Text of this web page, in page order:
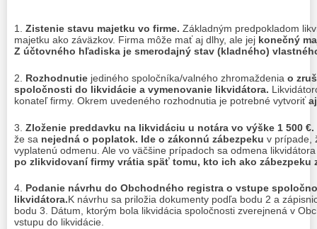
Zistenie stavu majetku vo firme. Základným predpokladom
majetku ako záväzkov. Firma môže mať aj dlhy, ale jej konečný
Z účtovného hľadiska je smerodajný stav (kladného)
Rozhodnutie jediného spoločníka/valného zhromaždenia o
spoločnosti do likvidácie a vymenovanie likvidátora.
konateľ firmy. Okrem uvedeného rozhodnutia je potrebné vytvoriť
Zloženie preddavku na likvidáciu u notára vo výške 1 500 €.
že sa nejedná o poplatok. Ide o zákonnú zábezpeku v prípade,
vyplatenú odmenu. Ale vo väčšine prípadoch sa odmena
po zlikvidovaní firmy vrátia späť tomu, kto ich ako zábezpeku
Podanie návrhu do Obchodného registra o vstupe
likvidátora.K návrhu sa priložia dokumenty podľa bodu 2 a
bodu 3. Dátum, ktorým bola likvidácia spoločnosti zverejnená v
vstupu do likvidácie.